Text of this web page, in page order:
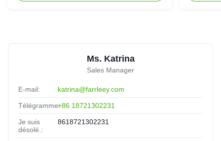
Ms. Katrina
Sales Manager
E-mail: katrina@farrleey.com
Télégramme:+86 18721302231
Je suis
désolé.:
8618721302231